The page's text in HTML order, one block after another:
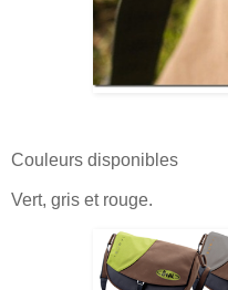
Couleurs disponibles
Vert, gris et rouge.